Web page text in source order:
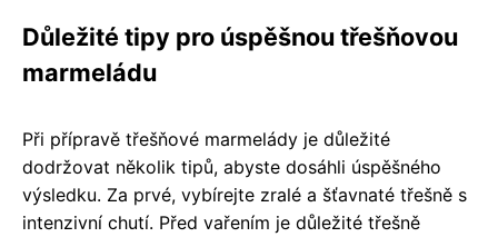
Důležité tipy pro úspěšnou třešňovou
marmeládu
Při přípravě třešňové marmelády je důležité
dodržovat několik tipů, abyste dosáhli úspěšného
výsledku. Za prvé, vybírejte zralé a šťavnaté třešně s
intenzivní chutí. Před vařením je důležité třešně